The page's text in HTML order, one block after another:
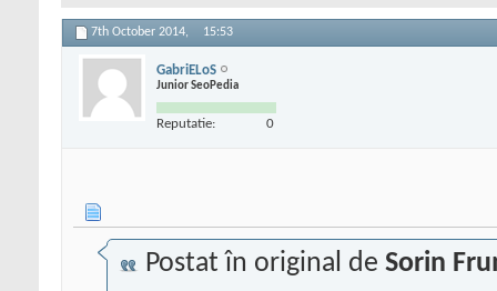
7th October 2014, 15:53
GabriELoS
Junior SeoPedia
Reputatie: 0
Postat în original de Sorin